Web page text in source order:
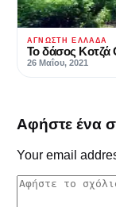
ΆΓΝΩΣΤΗ ΕΛΛΆΔΑ
Το δάσος Κοτζά
26 Μαΐου, 2021
Αφήστε ένα
Your email